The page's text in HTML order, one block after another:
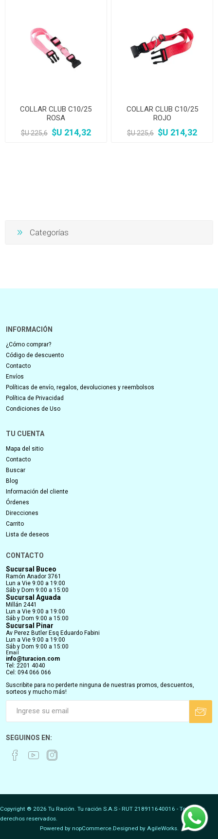
COLLAR CLUB C10/25
ROSA
$U 225,6 $U 214,32
COLLAR CLUB C10/25
ROJO
$U 225,6 $U 214,32
Categorías
INFORMACIÓN
¿Cómo comprar?
Código de descuento
Contacto
Envíos
Políticas de envío, regalos, devoluciones y reembolsos
Política de Privacidad
Condiciones de Uso
TU CUENTA
Mapa del sitio
Contacto
Buscar
Blog
Información del cliente
Órdenes
Direcciones
Carrito
Lista de deseos
CONTACTO
Sucursal Buceo
Ramón Anador 3761
Lun a Vie 9:00 a 19:00
Sáb y Dom 9:00 a 15:00
Sucursal Aguada
Millán 2441
Lun a Vie 9:00 a 19:00
Sáb y Dom 9:00 a 15:00
Sucursal Pinar
Av Perez Butler Esq Eduardo Fabini
Lun a Vie 9:00 a 19:00
Sáb y Dom 9:00 a 15:00
Email
info@turacion.com
Tel: 2201 4040
Cel: 094 066 066
Suscribite para no perderte ninguna de nuestras promos, descuentos,
sorteos y mucho más!
SEGUINOS EN:
Copyright ® 2026 Tu Ración. Tu ración S.A.S - RUT 218911640016 - Todos los
derechos reservados.
Powered by nopCommerce. Designed by AgileWorks.